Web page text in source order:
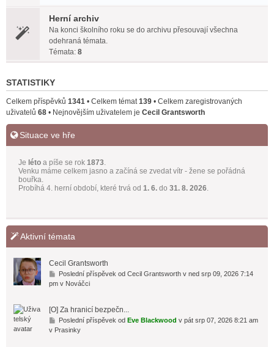
Herní archiv
Na konci školního roku se do archivu přesouvají všechna
odehraná témata.
Témata: 8
STATISTIKY
Celkem příspěvků 1341 • Celkem témat139 • Celkem zaregistrovaných
uživatelů 68 • Nejnovějším uživatelem je Cecil Grantsworth
Situace ve hře
Aktivní témata
Cecil Grantsworth
P
ř
í
n
Poslední příspěvek od Cecil Grantsworthv ned srp 09, 2026 7:14
pm v Nováčci
[O] Za hranicí bezpečn...
P
ř
Poslední příspěvek od Eve Blackwood v pát srp 07, 2026 8:21 am
v Prasinky